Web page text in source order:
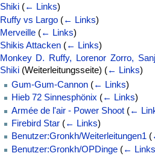
Shiki (← Links)
Ruffy vs Largo (← Links)
Merveille (← Links)
Shikis Attacken (← Links)
Monkey D. Ruffy, Lorenor Zorro,
Shiki(Weiterleitungsseite) (← Links)
Gum-Gum-Cannon (← Links)
Hieb 72 Sinnesphönix (← Links)
Armée de l'air - Power Shoot (←
Firebird Star (← Links)
Benutzer:Gronkh/Weiterleitungen1 (
Benutzer:Gronkh/OPDinge (← Links